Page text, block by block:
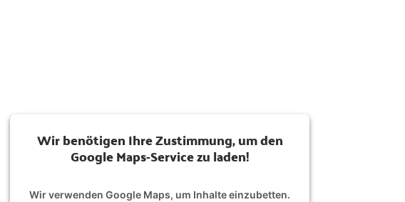
Wir benötigen Ihre Zustimmung, um den
Google Maps-Service zu laden!
Wir verwenden Google Maps, um Inhalte einzubetten.